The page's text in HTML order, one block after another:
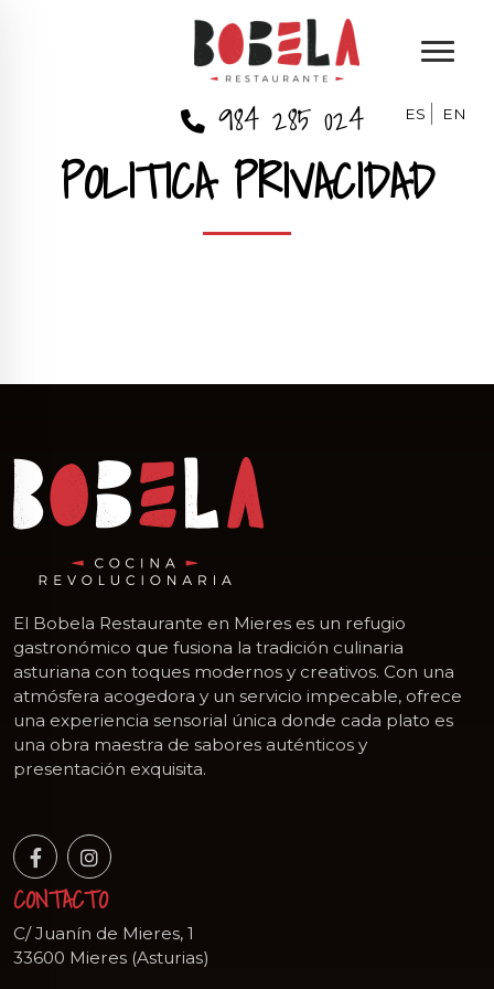
984 285 024 ES EN
POLITICA PRIVACIDAD
El Bobela Restaurante en Mieres es un refugio
gastronómico que fusiona la tradición culinaria
asturiana con toques modernos y creativos. Con una
atmósfera acogedora y un servicio impecable, ofrece
una experiencia sensorial única donde cada plato es
una obra maestra de sabores auténticos y
presentación exquisita.
CONTACTO
C/ Juanín de Mieres, 1
33600 Mieres (Asturias)